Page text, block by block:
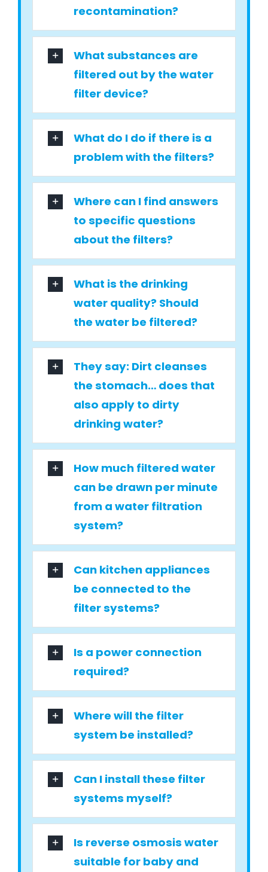
recontamination?
What substances are
filtered out by the water
filter device?
What do I do if there is a
problem with the filters?
Where can I find answers
to specific questions
about the filters?
What is the drinking
water quality? Should
the water be filtered?
They say: Dirt cleanses
the stomach… does that
also apply to dirty
drinking water?
How much filtered water
can be drawn per minute
from a water filtration
system?
Can kitchen appliances
be connected to the
filter systems?
Is a power connection
required?
Where will the filter
system be installed?
Can I install these filter
systems myself?
Is reverse osmosis water
suitable for baby and